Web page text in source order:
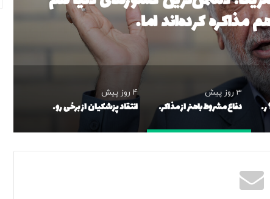
از ایشان به جامعه ارائه شود
محمدباقر خرازی کیست؟ روحانی با روایات جنجالی، سوداگر «دولت حزب‌الله» و گوینده ادعایی که توسط دفتر رهبری تکذیب شد
3 روز پیش
دفاع مشروط باهنر از مذاکره با آمریکا؛ دشمن‌ترین کشورهای دنیا هم در طول تاریخ با هم مذاکره کرده‌اند اما…
4 روز پیش
انتقاد پزشکیان از برخی روایات‌ درباره جایگاه رهبری؛ نباید به نام دفاع از رهبری، تصویری غیرواقعی از ایشان به جامعه ارائه شود